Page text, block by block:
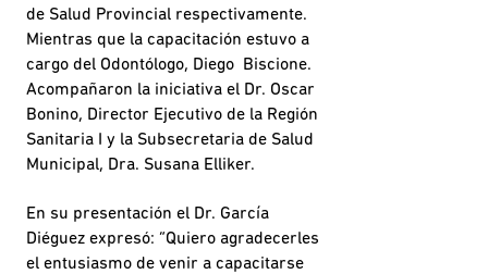
de Salud Provincial respectivamente.
Mientras que la capacitación estuvo a
cargo del Odontólogo, Diego Biscione.
Acompañaron la iniciativa el Dr. Oscar
Bonino, Director Ejecutivo de la Región
Sanitaria I y la Subsecretaria de Salud
Municipal, Dra. Susana Elliker.
En su presentación el Dr. García
Diéguez expresó: “Quiero agradecerles
el entusiasmo de venir a capacitarse